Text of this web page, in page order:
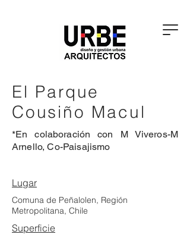
El Parque
Cousiño Macul
*En colaboración con M Viveros-M
Arnello, Co-Paisajismo
Lugar
Comuna de Peñalolen, Región
Metropolitana, Chile
Superficie